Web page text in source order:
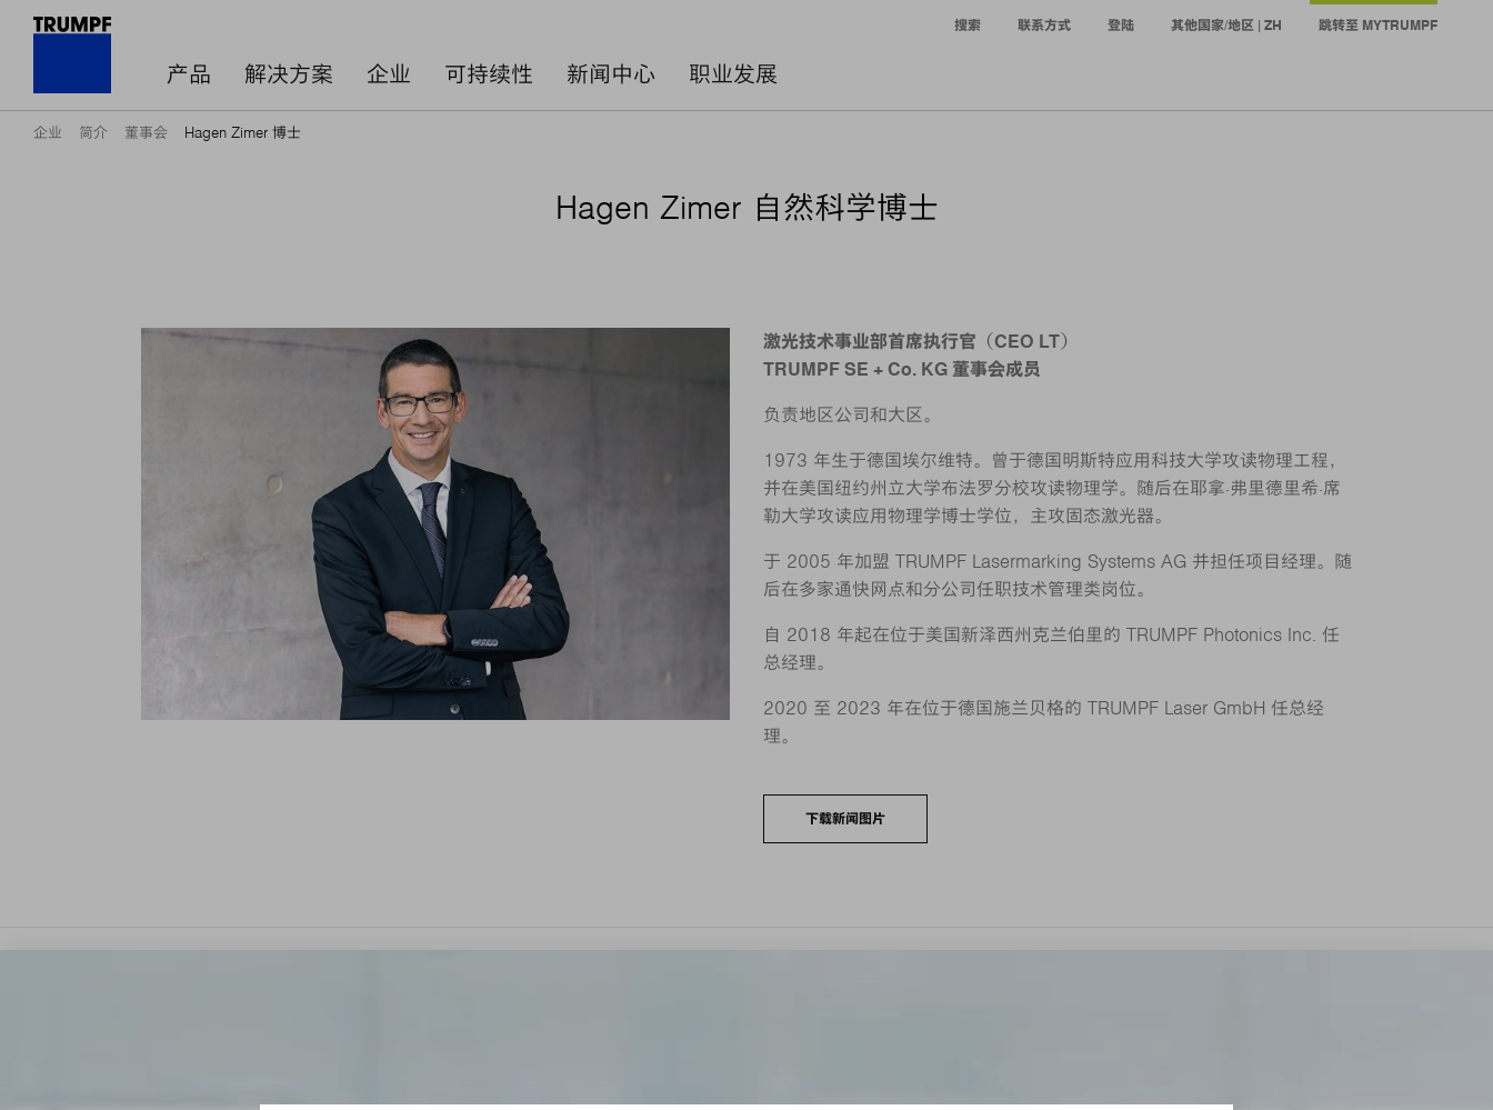
产品 解决方案 企业 可持续性 新闻中心 职业发展
搜索 联系方式 登陆 其他国家/地区 | ZH 跳转至 MYTRUMPF
企业 简介 董事会 Hagen Zimer 博士
Hagen Zimer 自然科学博士
激光技术事业部首席执行官（CEO LT）
TRUMPF SE + Co. KG 董事会成员
负责地区公司和大区。
1973 年生于德国埃尔维特。曾于德国明斯特应用科技大学攻读物理工程，
并在美国纽约州立大学布法罗分校攻读物理学。随后在耶拿·弗里德里希·席
勒大学攻读应用物理学博士学位，主攻固态激光器。
于 2005 年加盟 TRUMPF Lasermarking Systems AG 并担任项目经理。随
后在多家通快网点和分公司任职技术管理类岗位。
自 2018 年起在位于美国新泽西州克兰伯里的 TRUMPF Photonics Inc. 任
总经理。
2020 至 2023 年在位于德国施兰贝格的 TRUMPF Laser GmbH 任总经
理。
下载新闻图片